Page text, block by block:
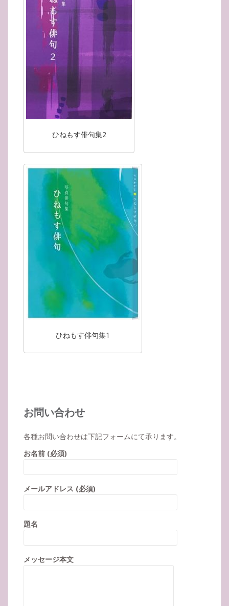
ひねもす俳句集2
ひねもす俳句集1
お問い合わせ
各種お問い合わせは下記フォームにて承ります。
お名前 (必須)
メールアドレス (必須)
題名
メッセージ本文